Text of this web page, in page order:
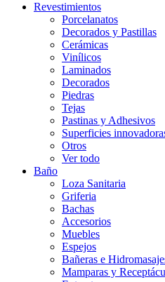
Revestimientos
Porcelanatos
Decorados y Pastillas
Cerámicas
Vinílicos
Laminados
Decorados
Piedras
Tejas
Pastinas y Adhesivos
Superficies
Otros
Ver todo
Baño
Loza Sanitaria
Griferia
Bachas
Accesorios
Muebles
Espejos
Bañeras e
Mamparas y